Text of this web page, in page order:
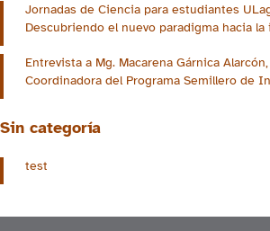
Jornadas de Ciencia para estudiantes
Descubriendo el nuevo paradigma hacia la
Entrevista a Mg. Macarena Gárnica Alarcón,
Coordinadora del Programa Semillero de
Sin categoría
test